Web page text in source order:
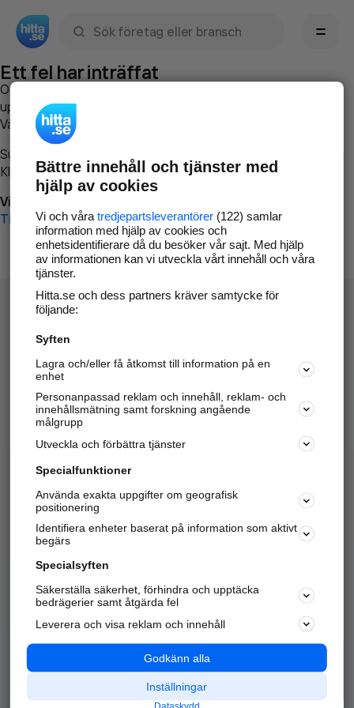
Ett fel har inträffat
Om du vill kan du
uppstod så att vi lättare och snabbare kan avhjälpa det.
Vänligen försök med följande:
Surfa till
Klicka påTillbaka-knappen i webbläsaren och försök igen
Vi beklagar besväret!
Till startsidan
Hitta.se - Gratis nummerupplysning.
Sök företag, personer och platser.
Hitta telefonnummer, adresser, företagsinfo mm.
Marknadsför företaget
Kom igång och annonsera mot
samarbetspartners nära dig.
Alla kategorier
Populära sökningar
API & Kartor
Annonsera
Integritet
Nödnummer
Bättre innehåll och tjänster med
hjälp av cookies
Vi och våra tredjepartsleverantörer(122) samlar
information med hjälp av cookies och
enhetsidentifierare då du besöker vår sajt. Med hjälp
av informationen kan vi utveckla vårt innehåll och våra
tjänster.
Hitta.se och dess partners kräver samtycke för
följande:
Syften
Lagra och/eller få åtkomst till information på en
enhet
Personanpassad reklam och innehåll, reklam- och
innehållsmätning samt forskning angående
målgrupp
Utveckla och förbättra tjänster
Specialfunktioner
Använda exakta uppgifter om geografisk
positionering
Identifiera enheter baserat på information som aktivt
begärs
Specialsyften
Säkerställa säkerhet, förhindra och upptäcka
bedrägerier samt åtgärda fel
Leverera och visa reklam och innehåll
Godkänn alla
Inställningar
Dataskydd